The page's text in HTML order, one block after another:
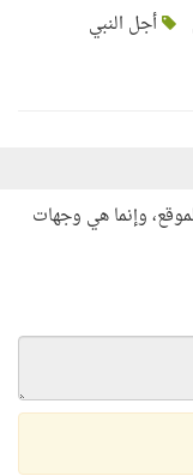
أجل النبي
وإنما هي وجهات